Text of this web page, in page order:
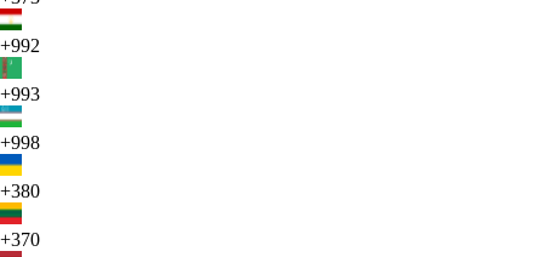
+992
+993
+998
+380
+370